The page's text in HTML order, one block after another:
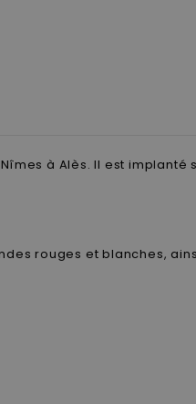
à Alès. Il est implanté
rouges et blanches,